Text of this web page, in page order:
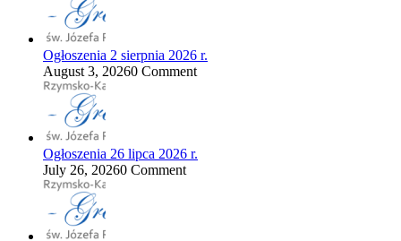
Ogłoszenia 2 sierpnia 2026 r.
August 3, 20260 Comment
Ogłoszenia 26 lipca 2026 r.
July 26, 20260 Comment